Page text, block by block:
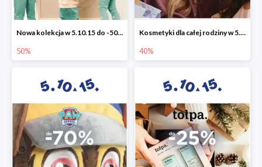
Nowa kolekcja w 5.10.15 do -50%
50%
Kosmetyki dla całej rodziny w 5.10.15 do -40%
40%